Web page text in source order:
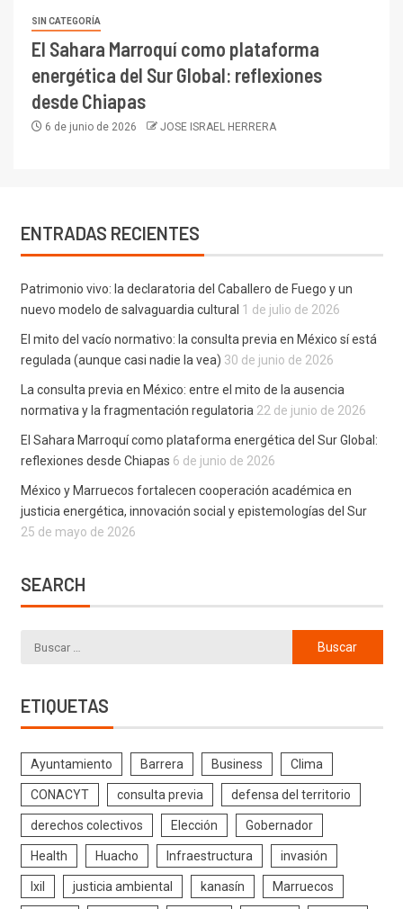
SIN CATEGORÍA
El Sahara Marroquí como plataforma
energética del Sur Global: reflexiones
desde Chiapas
6 de junio de 2026 JOSE ISRAEL HERRERA
ENTRADAS RECIENTES
Patrimonio vivo: la declaratoria del Caballero de Fuego y un
nuevo modelo de salvaguardia cultural 1 de julio de 2026
El mito del vacío normativo: la consulta previa en México sí está
regulada (aunque casi nadie la vea) 30 de junio de 2026
La consulta previa en México: entre el mito de la ausencia
normativa y la fragmentación regulatoria 22 de junio de 2026
El Sahara Marroquí como plataforma energética del Sur Global:
reflexiones desde Chiapas 6 de junio de 2026
México y Marruecos fortalecen cooperación académica en
justicia energética, innovación social y epistemologías del Sur
25 de mayo de 2026
SEARCH
ETIQUETAS
Ayuntamiento Barrera Business Clima
CONACYT consulta previa defensa del territorio
derechos colectivos Elección Gobernador
Health Huacho Infraestructura invasión
Ixil justicia ambiental kanasín Marruecos